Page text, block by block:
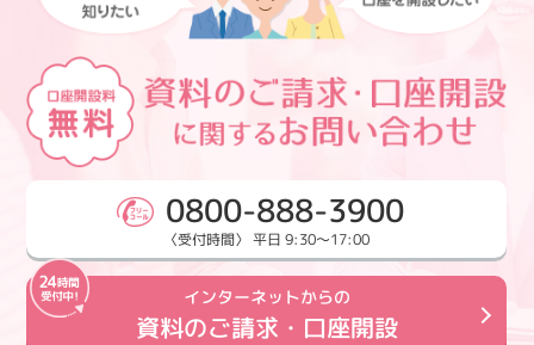
0800-888-3900
〈受付時間〉 平日 9:30～17:00
インターネットからの
資料のご請求・口座開設